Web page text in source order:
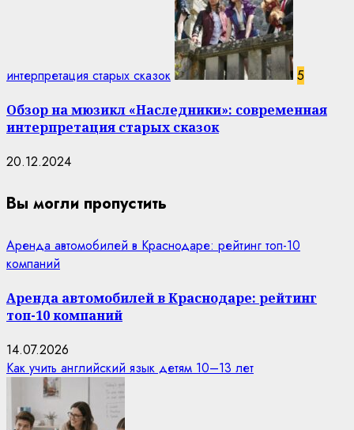
интерпретация старых сказок 5
Обзор на мюзикл «Наследники»: современная
интерпретация старых сказок
20.12.2024
Вы могли пропустить
Аренда автомобилей в Краснодаре: рейтинг топ-10
компаний
Аренда автомобилей в Краснодаре: рейтинг
топ-10 компаний
14.07.2026
Как учить английский язык детям 10–13 лет